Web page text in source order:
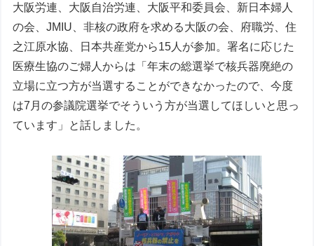
大阪労連、大阪自治労連、大阪平和委員会、新日本婦人
の会、JMIU、非核の政府を求める大阪の会、府職労、住
之江原水協、日本共産党から15人が参加。署名に応じた
医療生協のご婦人からは「年末の総選挙で核兵器廃絶の
立場に立つ方が当選することができなかったので、今度
は7月の参議院選挙でそういう方が当選してほしいと思っ
ています」と話しました。